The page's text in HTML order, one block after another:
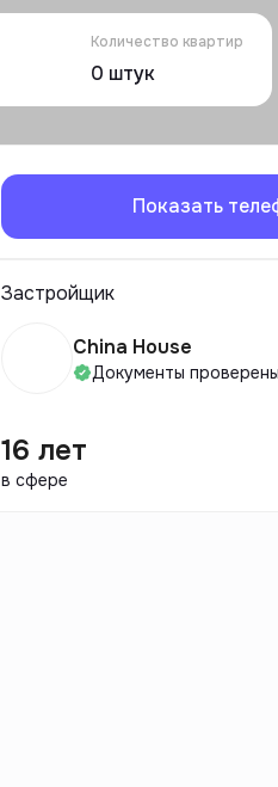
Количество квартир
0 штук
Показать
Застройщик
China House
Документы проверены
16 лет
в сфере